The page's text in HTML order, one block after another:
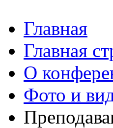
Главная
Главная
О
Фото и